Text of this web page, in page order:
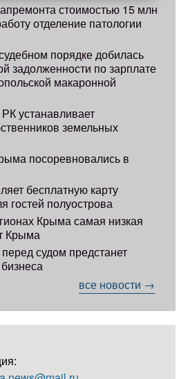
стоимостью 15 млн
отделение патологии
порядке добилась
задолженности по зарплате
макаронной
устанавливает
земельных
посоревновались в
бесплатную карту
полуострова
Крыма самая низкая
Крыма
судом предстанет
все новости →